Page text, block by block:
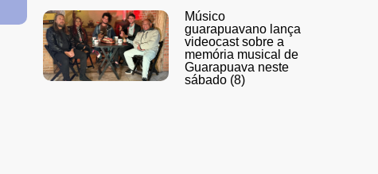
Músico
guarapuavano lança
videocast sobre a
memória musical de
Guarapuava neste
sábado (8)